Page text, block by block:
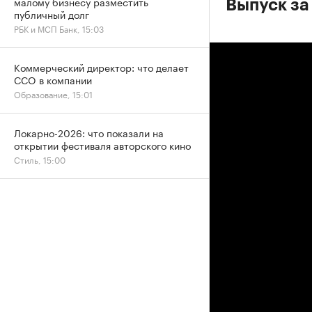
Выпуск
публичный долг
РБК и МСП Банк, 15:03
Коммерческий директор: что делает
CCO в компании
Образование, 15:01
Локарно-2026: что показали на
открытии фестиваля авторского кино
Стиль, 15:00